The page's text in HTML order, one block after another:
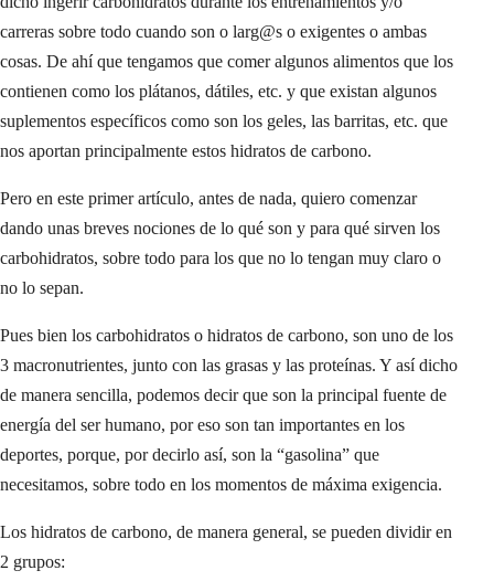
carreras sobre todo cuando son o larg@s o exigentes o ambas
cosas. De ahí que tengamos que comer algunos alimentos que los
contienen como los plátanos, dátiles, etc. y que existan algunos
suplementos específicos como son los geles, las barritas, etc. que
nos aportan principalmente estos hidratos de carbono.
Pero en este primer artículo, antes de nada, quiero comenzar
dando unas breves nociones de lo qué son y para qué sirven los
carbohidratos, sobre todo para los que no lo tengan muy claro o
no lo sepan.
Pues bien los carbohidratos o hidratos de carbono, son uno de los
3 macronutrientes, junto con las grasas y las proteínas. Y así dicho
de manera sencilla, podemos decir que son la principal fuente de
energía del ser humano, por eso son tan importantes en los
deportes, porque, por decirlo así, son la “gasolina” que
necesitamos, sobre todo en los momentos de máxima exigencia.
Los hidratos de carbono, de manera general, se pueden dividir en
2 grupos: